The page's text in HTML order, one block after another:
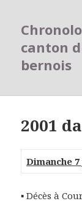
canton
bernois
2001
Dimanche
▪ Décès à